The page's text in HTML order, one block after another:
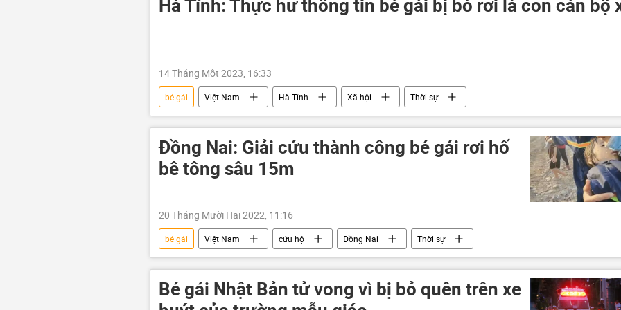
Hà Tĩnh: Thực hư thông tin bé gái bị bỏ rơi là con cán bộ
14 Tháng Một 2023, 16:33
bé gái Việt Nam Hà Tĩnh Xã hội Thời sự
Đồng Nai: Giải cứu thành công bé gái rơi hố
bê tông sâu 15m
20 Tháng Mười Hai 2022, 11:16
bé gái Việt Nam cứu hộ Đồng Nai Thời sự
Bé gái Nhật Bản tử vong vì bị bỏ quên trên xe